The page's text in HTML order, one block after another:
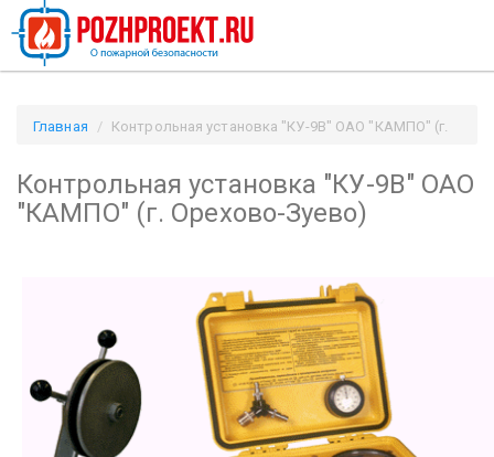
Главная
Контрольная установка "КУ-9В" ОАО "КАМПО" (г.
Контрольная установка "КУ-9В" ОАО
"КАМПО" (г. Орехово-Зуево)